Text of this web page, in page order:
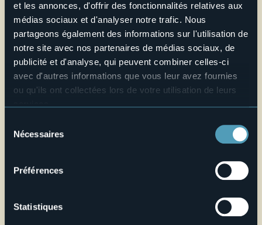
et les annonces, d'offrir des fonctionnalités relatives aux
médias sociaux et d'analyser notre trafic. Nous
partageons également des informations sur l'utilisation de
notre site avec nos partenaires de médias sociaux, de
publicité et d'analyse, qui peuvent combiner celles-ci
avec d'autres informations que vous leur avez fournies
ou qu'ils ont collectées lors de votre utilisation de leurs
manière de les gérer et de les supprimer,
cliquez ici
Nécessaires
Préférences
Statistiques
EXCURSIONS: ce territoire offre de nombre sentiers
parfaitement balisés qu’il est possible d’emprunter à pied
et en VTT.
E-mail
info@comune.nebbiuno.no.it
Telefono
+39 0322 58001
Site web
22,9°
28010 - Nebbiuno (NO)